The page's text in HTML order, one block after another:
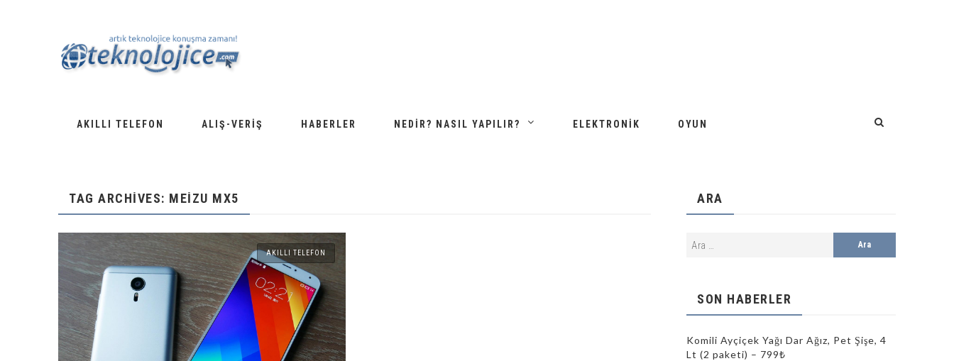
AKILLI TELEFON ALIŞ-VERIŞ HABERLER NEDIR? NASIL YAPILIR? ELEKTRONIK OYUN
TAG ARCHIVES: MEIZU MX5
AKILLI TELEFON
ARA
SON HABERLER
Komili Ayçiçek Yağı Dar Ağız, Pet Şişe, 4
Lt (2 paketi) – 799₺